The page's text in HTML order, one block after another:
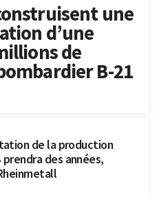
une
d’une
de
B-21
de la production
prendra des années,